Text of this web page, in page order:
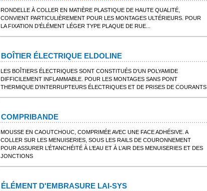
RONDELLE À COLLER EN MATIÈRE PLASTIQUE DE HAUTE QUALITÉ,
CONVIENT PARTICULIÈREMENT POUR LES MONTAGES ULTÉRIEURS. POUR
LA FIXATION D’ÉLÉMENT LÉGER TYPE PLAQUE DE RUE...
BOÎTIER ÉLECTRIQUE ELDOLINE
LES BOÎTIERS ÉLECTRIQUES SONT CONSTITUÉS D'UN POLYAMIDE
DIFFICILEMENT INFLAMMABLE. POUR LES MONTAGES SANS PONT
THERMIQUE D'INTERRUPTEURS ÉLECTRIQUES ET DE PRISES DE COURANTS
COMPRIBANDE
MOUSSE EN CAOUTCHOUC, COMPRIMÉE AVEC UNE FACE ADHÉSIVE. A
COLLER SUR LES MENUISERIES, SOUS LES RAILS DE COURONNEMENT
POUR ASSURER L’ÉTANCHÉITÉ À L’EAU ET À L’AIR DES MENUISERIES ET DES
JONCTIONS
ÉLÉMENT D'EMBRASURE LAI-SYS